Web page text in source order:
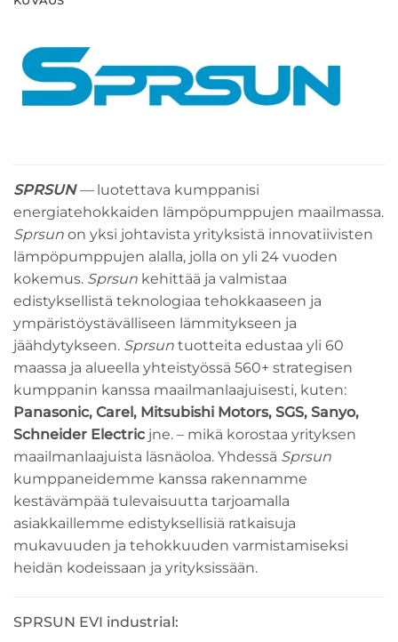
SPRSUN— luotettava kumppanisi
energiatehokkaiden lämpöpumppujen maailmassa.
Sprsun on yksi johtavista yrityksistä innovatiivisten
lämpöpumppujen alalla, jolla on yli 24 vuoden
kokemus. Sprsun kehittää ja valmistaa
edistyksellistä teknologiaa tehokkaaseen ja
ympäristöystävälliseen lämmitykseen ja
jäähdytykseen. Sprsun tuotteita edustaa yli 60
maassa ja alueella yhteistyössä 560+ strategisen
kumppanin kanssa maailmanlaajuisesti, kuten:
Panasonic, Carel, Mitsubishi Motors, SGS, Sanyo,
Schneider Electric jne. – mikä korostaa yrityksen
maailmanlaajuista läsnäoloa. Yhdessä Sprsun
kumppaneidemme kanssa rakennamme
kestävämpää tulevaisuutta tarjoamalla
asiakkaillemme edistyksellisiä ratkaisuja
mukavuuden ja tehokkuuden varmistamiseksi
heidän kodeissaan ja yrityksissään.
SPRSUN EVI industrial: